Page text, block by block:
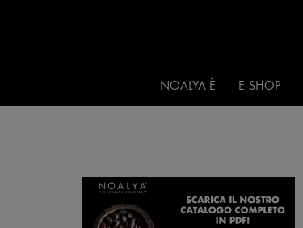
NOALYA È E-SHOP